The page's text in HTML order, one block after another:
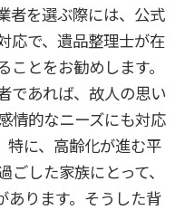
者を選ぶ際には、公式
応で、遺品整理士が在
とをお勧めします。
であれば、故人の思い
情的なニーズにも対応
特に、高齢化が進む平
した家族にとって、
あります。そうした背